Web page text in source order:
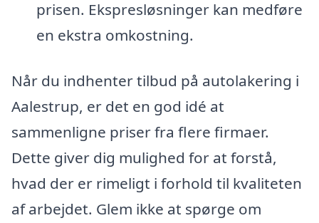
prisen. Ekspresløsninger kan medføre
en ekstra omkostning.
Når du indhenter tilbud på autolakering i
Aalestrup, er det en god idé at
sammenligne priser fra flere firmaer.
Dette giver dig mulighed for at forstå,
hvad der er rimeligt i forhold til kvaliteten
af arbejdet. Glem ikke at spørge om